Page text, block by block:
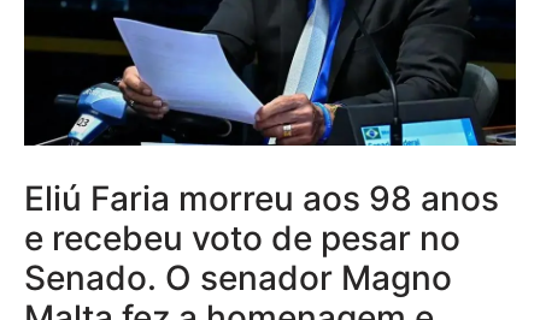
Eliú Faria morreu aos 98 anos
e recebeu voto de pesar no
Senado. O senador Magno